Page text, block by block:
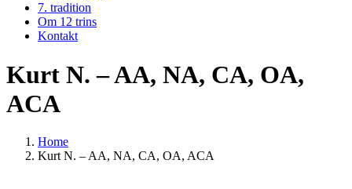
7. tradition
Om 12 trins
Kontakt
Kurt N. – AA, NA, CA, OA,
ACA
Home
Kurt N. – AA, NA, CA, OA, ACA